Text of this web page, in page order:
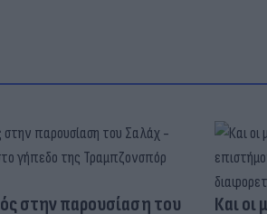
στην παρουσίαση του
Και οι